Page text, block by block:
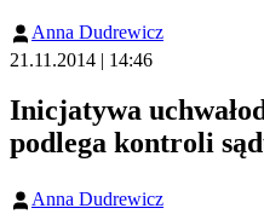
Anna Dudrewicz
21.11.2014 | 14:46
Inicjatywa
podlega kontroli
Anna Dudrewicz